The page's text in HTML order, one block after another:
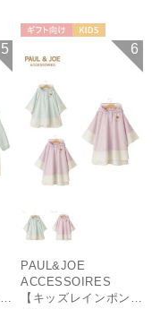
5
【キッズレインコート】ポール＆ジョー（PAUL & JOE ACCESSOIRES）ワンポイントヌネット
6
PAUL&JOE
ACCESSOIRES
【キッズレインポンチョ】ポール＆ジョー（PAUL & JOE ACCESSOIRES）ネコミミワンポイント